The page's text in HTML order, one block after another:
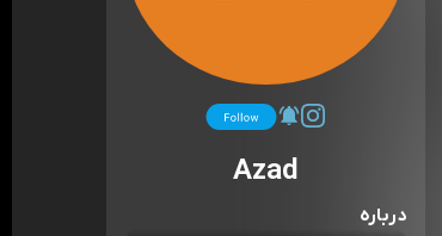
Azad
درباره